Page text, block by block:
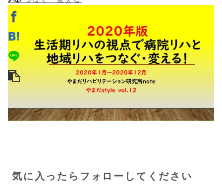
気に入ったらフォローしてください